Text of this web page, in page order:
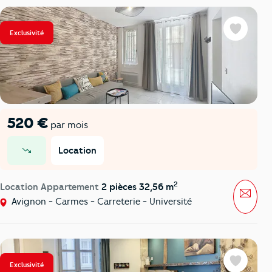
Exclusivité
520 € par mois
Location
Location Appartement 2 pièces 32,56 m2
Avignon - Carmes - Carreterie - Université
Favoris
Exclusivité Favoris